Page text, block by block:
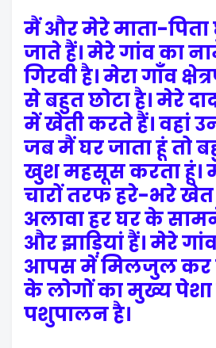
मैं और मेरे माता-पिता
जाते हैं। मेरे गांव का
गिरवी है। मेरा गाँव
से बहुत छोटा है। मेरे
में खेती करते हैं। वहां
जब मैं घर जाता हूं तो
खुश महसूस करता हूं।
चारों तरफ हरे-भरे
अलावा हर घर के
और झाड़ियां हैं। मेरे
आपस में मिलजुल कर
के लोगों का मुख्य
पशुपालन है।